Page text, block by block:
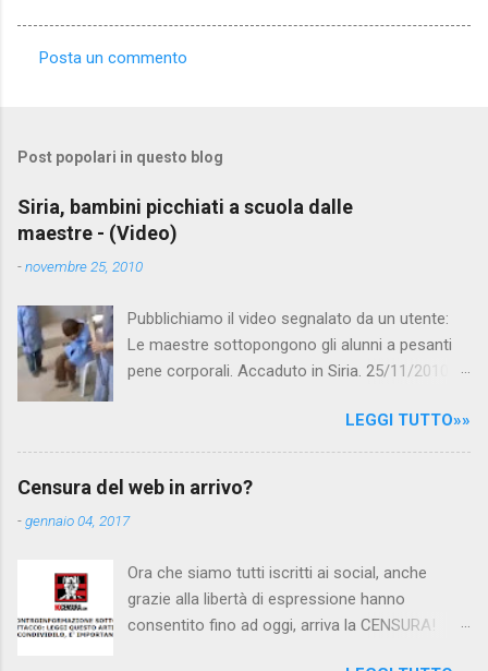
e
n
t
Posta un commento
Post popolari in questo blog
Siria, bambini picchiati a scuola dalle
maestre - (Video)
-novembre 25, 2010
Pubblichiamo il video segnalato da un utente:
Le maestre sottopongono gli alunni a pesanti
pene corporali. Accaduto in Siria. 25/11/2010
Canale 5 "Forum" si è interessato al caso,
interpellando prontamente l'ambasciata siriana,
per fare luce sulla vicenda: è emerso che il
scuola. LEGGI IL SERVIZIO . staff
nocensura.com Condividi su Facebook
LEGGI TUTTO»»
Censura del web in arrivo?
-gennaio 04, 2017
Ora che siamo tutti iscritti ai social, anche
grazie alla libertà di espressione hanno
consentito fino ad oggi, arriva la CENSURA!